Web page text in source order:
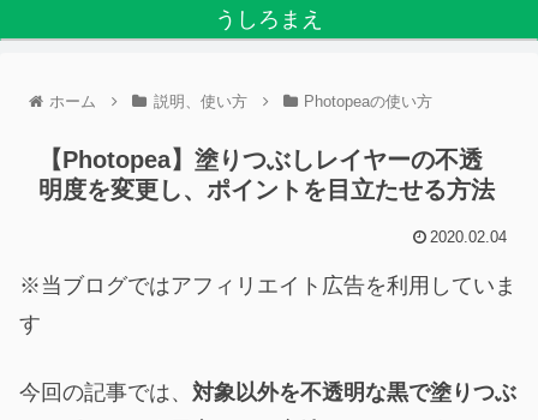
うしろまえ
ホーム 説明、使い方 Photopeaの使い方
【Photopea】塗りつぶしレイヤーの不透
明度を変更し、ポイントを目立たせる方法
2020.02.04
※当ブログではアフィリエイト広告を利用していま
す
今回の記事では、 対象以外を不透明な黒で塗りつぶ